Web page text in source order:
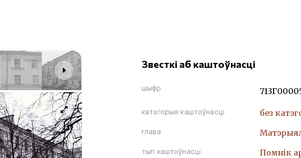
Звесткі аб каштоўнасці
шыфр
катэгорыя каштоўнасці без
глава
тып каштоўнасці Помнiк